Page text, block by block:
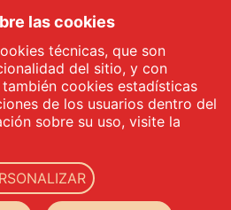
boletín de noticias de Menù*
las cookies
técnicas, que son
del sitio, y con
cookies estadísticas
de los usuarios dentro del
sobre su uso, visite la